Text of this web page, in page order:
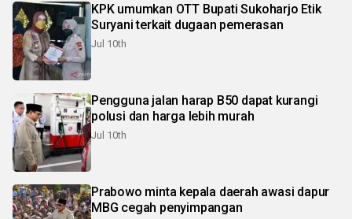
KPK umumkan OTT Bupati Sukoharjo Etik
Suryani terkait dugaan pemerasan
Jul 10th
Pengguna jalan harap B50 dapat kurangi
polusi dan harga lebih murah
Jul 10th
Prabowo minta kepala daerah awasi dapur
MBG cegah penyimpangan